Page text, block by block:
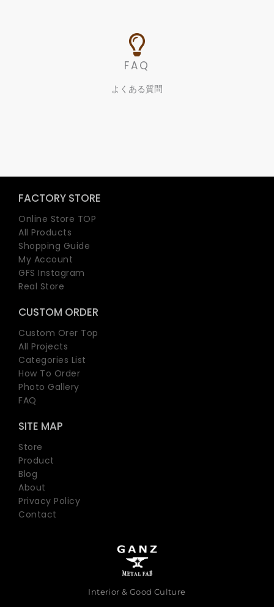
FAQ
よくある質問
FACTORY STORE
Online Store TOP
All Products
Shopping Guide
My Account
GFS Instagram
Real Store
CUSTOM ORDER
Custom Orer Top
All Projects
Categories List
How To Order
Photo Gallery
FAQ
SITE MAP
Store
Product
Blog
About
Privacy Policy
Contact
Interior & Good Culture